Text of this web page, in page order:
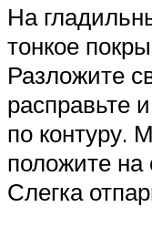
На
тонкое
Разложите
расправьте
по контуру.
положите на
Слегка